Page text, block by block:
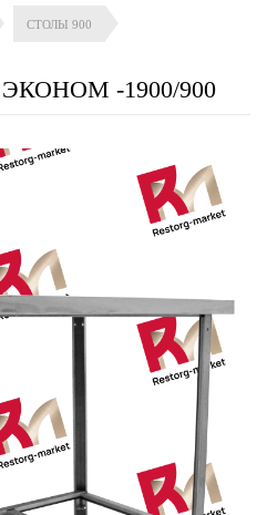
СТОЛЫ 900
ЭКОНОМ -1900/900